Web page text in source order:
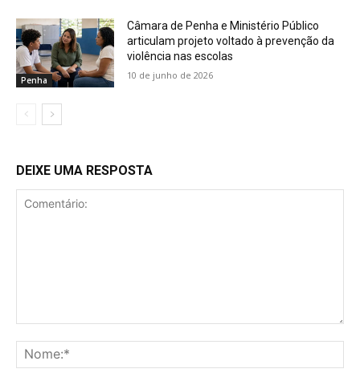
Penha
Câmara de Penha e Ministério Público
articulam projeto voltado à prevenção da
violência nas escolas
10 de junho de 2026
DEIXE UMA RESPOSTA